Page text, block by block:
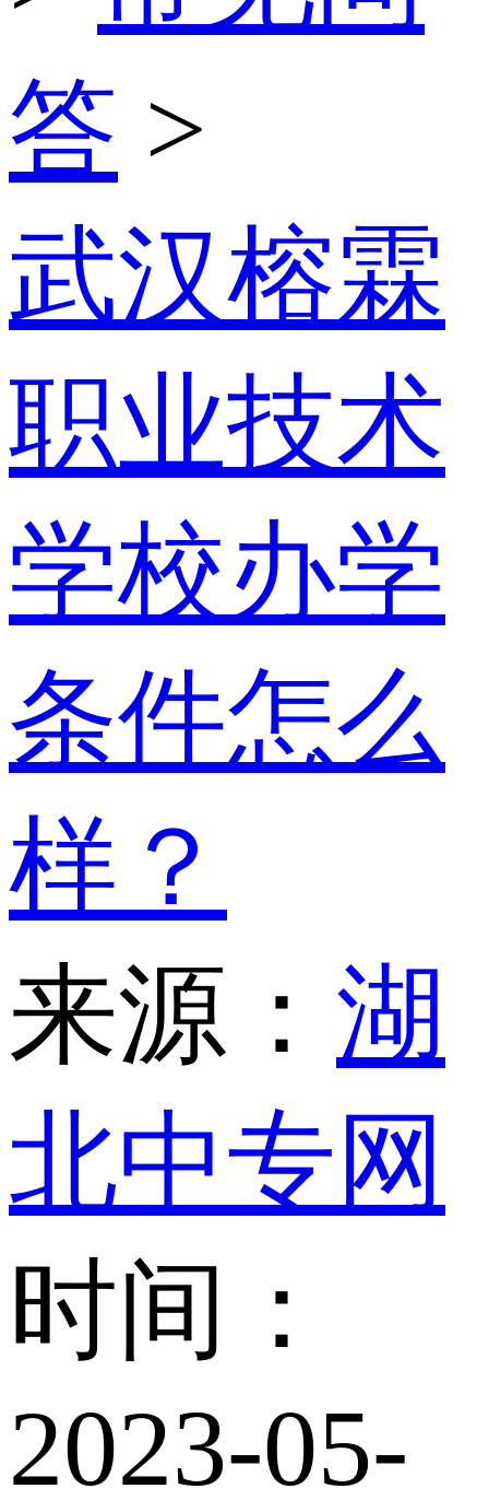
答 >
武汉榕霖
职业技术
学校办学
条件怎么
样？
来源： 湖
北中专网
时间：
2023-05-